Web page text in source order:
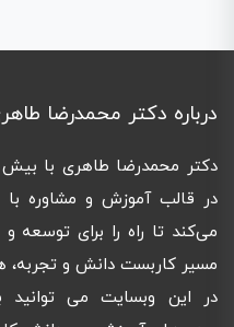
درباره دکتر محمدرضا
دکتر محمدرضا طاهری با
در قالب آموزش و مشاوره
می‌کند تا راه را برای توسعه
مسیر کاربست دانش و تجربه،
در این وبسایت می توانید